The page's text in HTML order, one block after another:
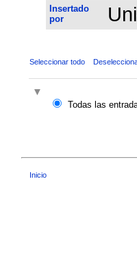
Insertado
por
Seleccionar todo
Todas las
Inicio